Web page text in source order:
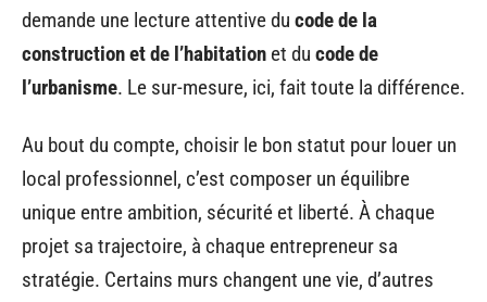
demande une lecture attentive du code de la
construction et de l’habitation et du code de
l’urbanisme. Le sur-mesure, ici, fait toute la différence.
Au bout du compte, choisir le bon statut pour louer un
local professionnel, c’est composer un équilibre
unique entre ambition, sécurité et liberté. À chaque
projet sa trajectoire, à chaque entrepreneur sa
stratégie. Certains murs changent une vie, d’autres